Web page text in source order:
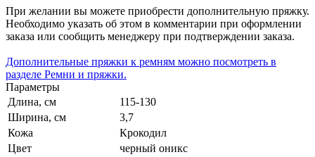
При желании вы можете приобрести дополнительную пряжку.
Необходимо указать об этом в комментарии при оформлении
заказа или сообщить менеджеру при подтверждении заказа.
Дополнительные пряжки к ремням можно посмотреть в
разделе Ремни и пряжки.
Параметры
Длина, см
115-130
Ширина, см
3,7
Кожа
Крокодил
Цвет
черный оникс